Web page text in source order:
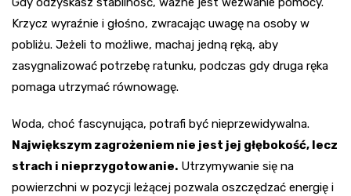
Krzycz wyraźnie i głośno, zwracając uwagę na osoby w
pobliżu. Jeżeli to możliwe, machaj jedną ręką, aby
zasygnalizować potrzebę ratunku, podczas gdy druga ręka
pomaga utrzymać równowagę.
Woda, choć fascynująca, potrafi być nieprzewidywalna.
Największym zagrożeniem nie jest jej głębokość, lecz
strach i nieprzygotowanie. Utrzymywanie się na
powierzchni w pozycji leżącej pozwala oszczędzać energię i